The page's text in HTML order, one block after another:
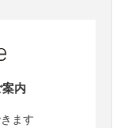
内
ます